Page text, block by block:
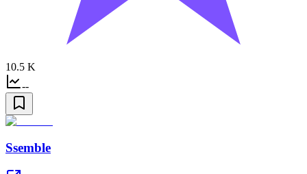
10.5 K
--
Ssemble